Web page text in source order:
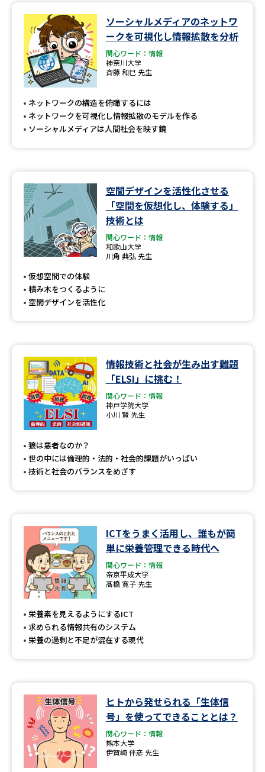
データサイエンス特集 奨学金・特待生制度特集
デジタルパンフレット 進路の３択
新学年スタート号特集ページ
（高3生用）
（高2生用）
SELFBRAND特集ページ
オープンキャンパス検索 実施プログラムから探す
来場型・Web型イベント特集 夢ナビライブ
受験準備
先輩が入学を決めた理由 テレメール全国一斉進学調査
新生活お役立ちガイド
学問発見 学問検索
学問のミニ講義「夢ナビ講義」 学問分野解説
学問の教科書 夢ナビライブ
Ｑ＆Ａ よくあるご質問 大学進学IDについて
テレメール
お支払いサイト
個人情報取扱規定
特定商取引表記
テレメール進学カタログ
訂正のご案内
ソーシャルメディアのネットワ
ークを可視化し情報拡散を分析
関心ワード：情報
神奈川大学
斉藤 和巳 先生
ネットワークの構造を俯瞰するには
ネットワークを可視化し情報拡散のモデルを作る
ソーシャルメディアは人間社会を映す鏡
空間デザインを活性化させる
「空間を仮想化し、体験する」
技術とは
関心ワード：情報
和歌山大学
川角 典弘 先生
仮想空間での体験
積み木をつくるように
空間デザインを活性化
情報技術と社会が生み出す難題
「ELSI」に挑む！
関心ワード：情報
神戸学院大学
小川 賢 先生
狼は悪者なのか？
世の中には倫理的・法的・社会的課題がいっぱい
技術と社会のバランスをめざす
ICTをうまく活用し、誰もが簡
単に栄養管理できる時代へ
関心ワード：情報
帝京平成大学
髙橋 寛子 先生
栄養素を見えるようにするICT
求められる情報共有のシステム
栄養の過剰と不足が混在する現代
ヒトから発せられる「生体信
号」を使ってできることとは？
関心ワード：情報
熊本大学
伊賀崎 伴彦 先生